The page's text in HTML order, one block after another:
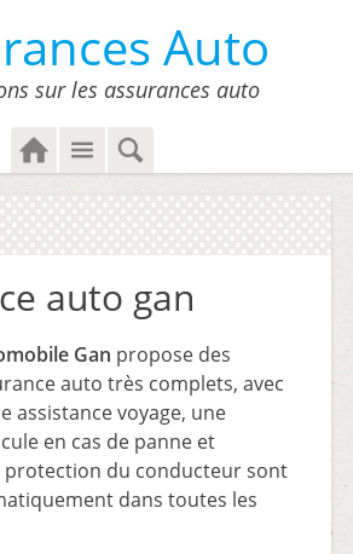
Auto
sur les assurances auto
H
o
m
e
M
n
u
S
e
a
r
c
h
auto gan
Gan propose des
auto très complets, avec
assistance voyage, une
en cas de panne et
protection du conducteur sont
dans toutes les